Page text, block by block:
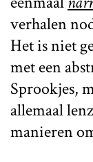
verhalen
Het is niet
met een
Sprookjes,
allemaal
manieren